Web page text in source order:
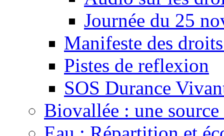
Journée du 25
Manifeste des
Pistes de reflexion
SOS Durance
Biovallée : une